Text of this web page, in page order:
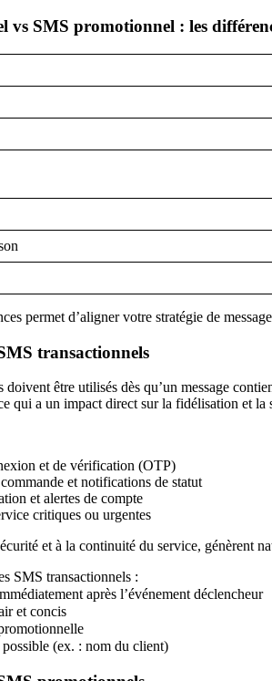
vs SMS promotionnel : les
permet d’aligner votre stratégie de
transactionnels
doivent être utilisés dès qu’un message
qui a un impact direct sur la fidélisation et la
et de vérification (OTP)
et notifications de statut
et alertes de compte
critiques ou urgentes
et à la continuité du service, génèrent
SMS transactionnels :
après l’événement déclencheur
et concis
(ex. : nom du client)